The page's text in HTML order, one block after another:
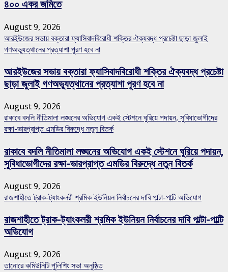
৪০০ একর জমিতে
August 9, 2026
আরইউজের সভায় বক্তারা ফ্যাসিবাদবিরোধী শক্তির ঐক্যবদ্ধ প্রচেষ্টা ছাড়া জুলাই
গণঅভ্যুত্থানের প্রত্যাশা পূরণ হবে না
আরইউজের সভায় বক্তারা ফ্যাসিবাদবিরোধী শক্তির ঐক্যবদ্ধ প্রচেষ্টা
ছাড়া জুলাই গণঅভ্যুত্থানের প্রত্যাশা পূরণ হবে না
August 9, 2026
রাকাবে বদলি নীতিমালা লঙ্ঘনের অভিযোগ একই স্টেশনে ঘুরিয়ে পদায়ন, সুবিধাভোগীদের
রক্ষা-ভারপ্রাপ্ত এমডির বিরুদ্ধে নতুন বিতর্ক
রাকাবে বদলি নীতিমালা লঙ্ঘনের অভিযোগ একই স্টেশনে ঘুরিয়ে পদায়ন,
সুবিধাভোগীদের রক্ষা-ভারপ্রাপ্ত এমডির বিরুদ্ধে নতুন বিতর্ক
August 9, 2026
রাজশাহীতে ট্রাক-ট্যাংকলরী শ্রমিক ইউনিয়ন নির্বাচনের দাবি পাল্টা-পাল্টি অভিযোগ
রাজশাহীতে ট্রাক-ট্যাংকলরী শ্রমিক ইউনিয়ন নির্বাচনের দাবি পাল্টা-পাল্টি
অভিযোগ
August 9, 2026
তানোরে কমিউনিটি পুলিশিং সভা অনুষ্ঠিত